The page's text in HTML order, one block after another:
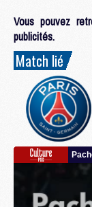
Vous pouvez
publicités.
Match lié